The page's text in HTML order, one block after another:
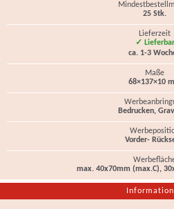
25 Stk.
Lieferzeit
✓ Lieferbar
ca. 1-3
Maße
68×137×10
Bedrucken,
Vorder-
max. 40x70mm (max.C),